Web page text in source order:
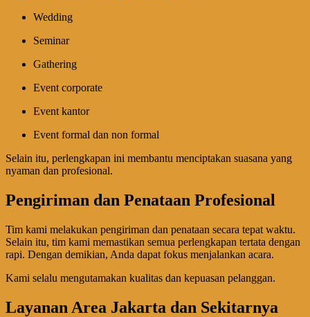
Wedding
Seminar
Gathering
Event corporate
Event kantor
Event formal dan non formal
Selain itu, perlengkapan ini membantu menciptakan suasana yang
nyaman dan profesional.
Pengiriman dan Penataan Profesional
Tim kami melakukan pengiriman dan penataan secara tepat waktu.
Selain itu, tim kami memastikan semua perlengkapan tertata dengan
rapi. Dengan demikian, Anda dapat fokus menjalankan acara.
Kami selalu mengutamakan kualitas dan kepuasan pelanggan.
Layanan Area Jakarta dan Sekitarnya